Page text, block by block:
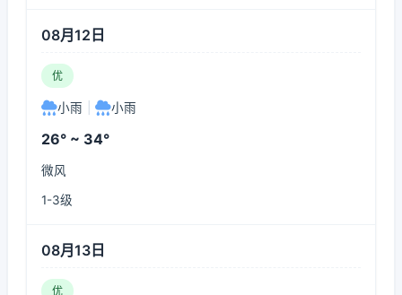
08月12日
优
小雨 小雨
26° ~ 34°
微风
1-3级
08月13日
优